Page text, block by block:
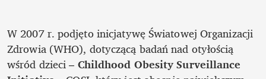
W 2007 r. podjęto inicjatywę Światowej Organizacji
Zdrowia (WHO), dotyczącą badań nad otyłością
wśród dzieci – Childhood Obesity Surveillance